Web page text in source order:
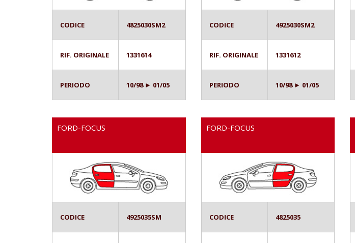
CODICE 4825030SM2
RIF. ORIGINALE 1331614
PERIODO 10/98 ► 01/05
CODICE 4925030SM2
RIF. ORIGINALE 1331612
PERIODO 10/98 ► 01/05
FORD-FOCUS
CODICE 4925035SM
FORD-FOCUS
CODICE 4825035